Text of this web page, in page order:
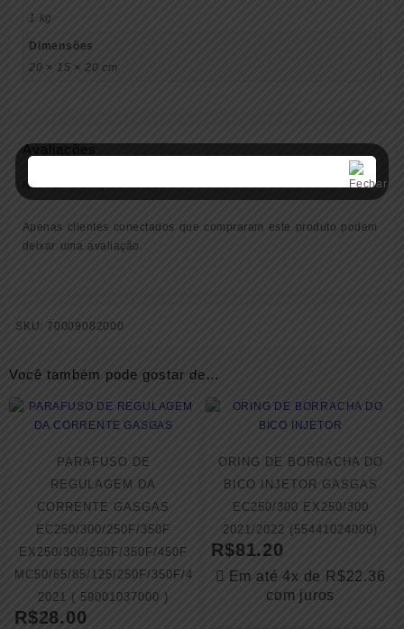
1 kg
Dimensões
20 × 15 × 20 cm
Avaliações
Não há avaliações ainda.
Apenas clientes conectados que compraram este produto podem
deixar uma avaliação.
SKU: 70009082000
Você também pode gostar de…
PARAFUSO DE
REGULAGEM DA
CORRENTE GASGAS
EC250/300/250F/350F
EX250/300/250F/350F/450F
MC50/65/85/125/250F/350F/450F
2021 ( 59001037000 )
R$28.00
ORING DE BORRACHA DO
BICO INJETOR GASGAS
EC250/300 EX250/300
2021/2022 (55441024000)
R$81.20
Em até 4x de R$22.36
com juros